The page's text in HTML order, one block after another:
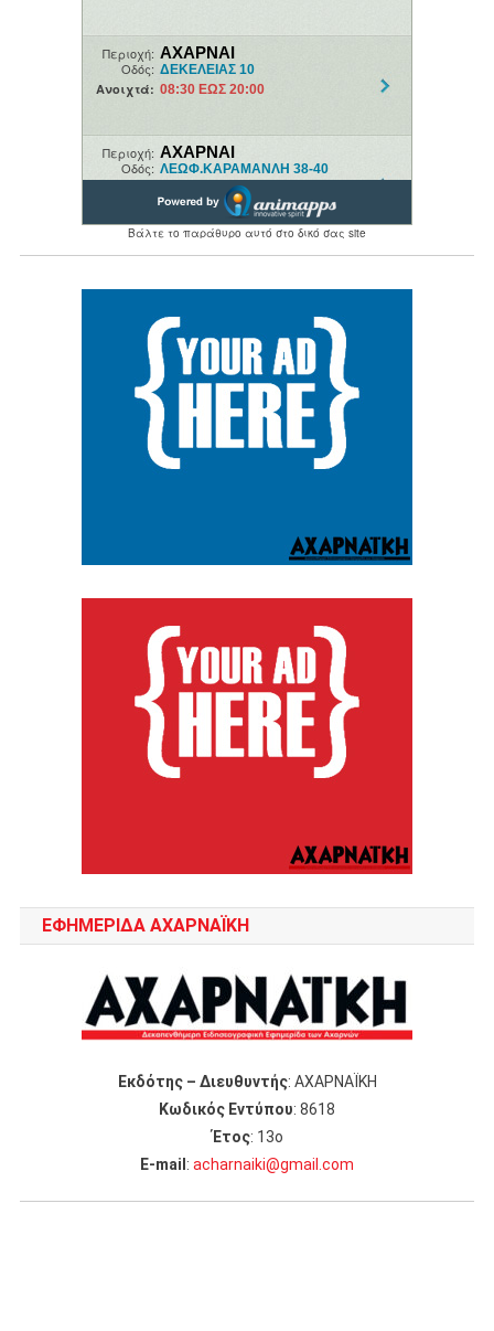
ΕΦΗΜΕΡΙΔΑ ΑΧΑΡΝΑΪΚΗ
Εκδότης – Διευθυντής: ΑΧΑΡΝΑΪΚΗ
Κωδικός Εντύπου: 8618
Έτος: 13ο
Ε-mail : acharnaiki@gmail.com